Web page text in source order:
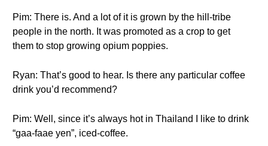
Pim: There is. And a lot of it is grown by the hill-tribe
people in the north. It was promoted as a crop to get
them to stop growing opium poppies.
Ryan: That’s good to hear. Is there any particular coffee
drink you’d recommend?
Pim: Well, since it’s always hot in Thailand I like to drink
“gaa-faae yen”, iced-coffee.